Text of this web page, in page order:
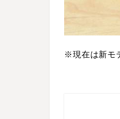
※現在は新モ